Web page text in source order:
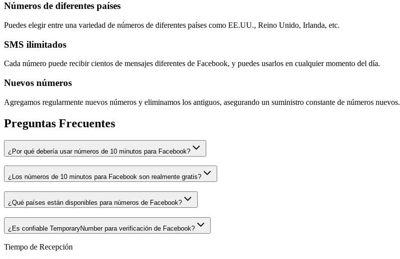
Números de diferentes países
Puedes elegir entre una variedad de números de diferentes países como EE.UU., Reino Unido, Irlanda, etc.
SMS ilimitados
Cada número puede recibir cientos de mensajes diferentes de Facebook, y puedes usarlos en cualquier momento del día.
Nuevos números
Agregamos regularmente nuevos números y eliminamos los antiguos, asegurando un suministro constante de números nuevos.
Preguntas Frecuentes
¿Por qué debería usar números de 10 minutos para Facebook?
¿Los números de 10 minutos para Facebook son realmente gratis?
¿Qué países están disponibles para números de Facebook?
¿Es confiable TemporaryNumber para verificación de Facebook?
Tiempo de Recepción